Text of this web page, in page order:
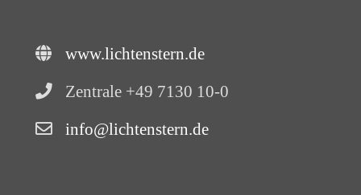
www.lichtenstern.de
Zentrale +49 7130 10-0
info@lichtenstern.de